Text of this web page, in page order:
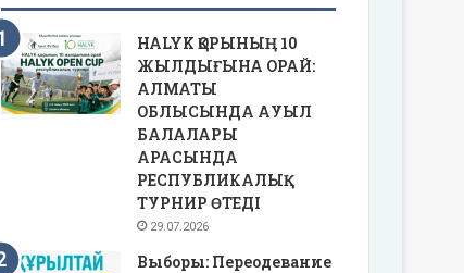
HALYK ҚОРЫНЫҢ 10
ЖЫЛДЫҒЫНА ОРАЙ:
АЛМАТЫ
ОБЛЫСЫНДА АУЫЛ
БАЛАЛАРЫ
АРАСЫНДА
РЕСПУБЛИКАЛЫҚ
ТУРНИР ӨТЕДІ
29.07.2026
Выборы: Переодевание